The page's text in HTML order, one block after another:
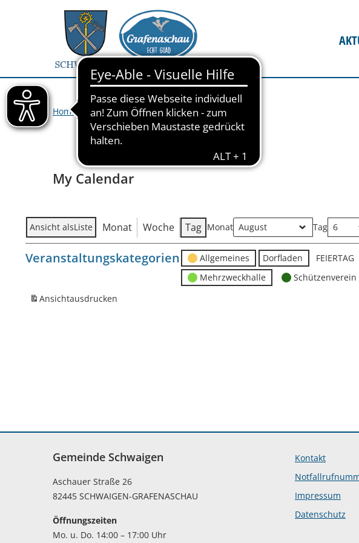
Home Veranstaltungen> My Calendar
My Calendar
Ansicht alsListe Monat Woche Tag Monat Tag
Veranstaltungskategorien Allgemeines Dorfladen FEIERTAG
Mehrzweckhalle
Schützenverein
Ansichtausdrucken
Gemeinde Schwaigen
Aschauer Straße 26
82445 SCHWAIGEN-GRAFENASCHAU
Öffnungszeiten
Mo. u. Do. 14:00 – 17:00 Uhr
Kontakt
Impressum
Datenschutz